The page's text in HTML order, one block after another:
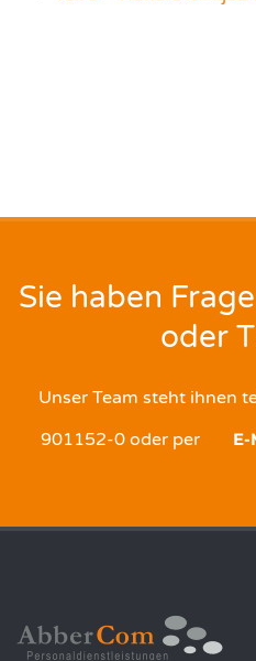
Sie haben
oder
Unser Team steht ihnen
901152-0 oder per
E-